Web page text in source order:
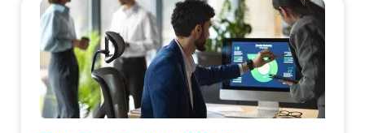
👉 Descubra como nossa solução pode transformar sua
TI em:thinclientbrasil.com